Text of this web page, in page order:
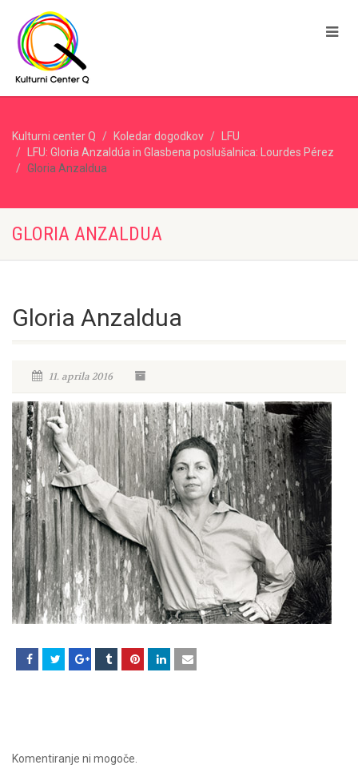
Kulturni center Q Koledar dogodkov
LFU
LFU: Gloria Anzaldúa in Glasbena poslušalnica: Lourdes Pérez
Gloria Anzaldua
GLORIA ANZALDUA
Gloria Anzaldua
11. aprila 2016
Komentiranje ni mogoče.